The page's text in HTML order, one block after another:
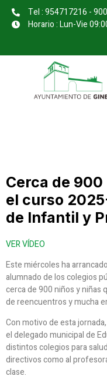
Tel : 954717216 -
Horario : Lun-Vie
Cerca de
el curso
de Infantil y
VER VÍDEO
Este miércoles ha
alumnado de los colegios
cerca de 900 niños y niñas
de reencuentros y mucha
Con motivo de esta
el delegado municipal de
distintos colegios para
directivos como al
clase.